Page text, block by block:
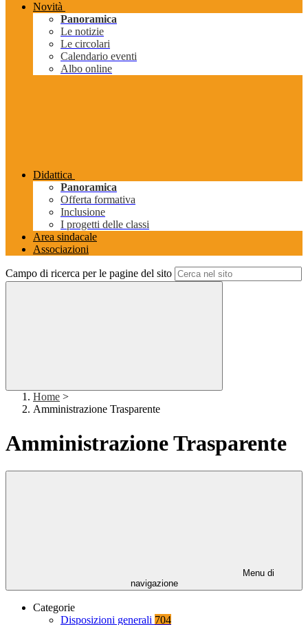
Novità
Panoramica
Le notizie
Le circolari
Calendario eventi
Albo online
Didattica
Panoramica
Offerta formativa
Inclusione
I progetti delle classi
Area sindacale
Associazioni
Campo di ricerca per le pagine del sito
Home >
Amministrazione Trasparente
Amministrazione Trasparente
Menu di
navigazione
Categorie
Disposizioni generali 704